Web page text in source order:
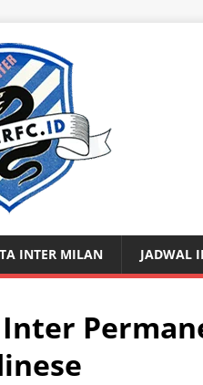
INTER MILAN JADWAL
Inter